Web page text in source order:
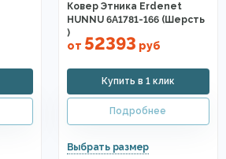
Ковер Этника Erdenet
HUNNU 6A1781-166 (Шерсть
)
от 52393 руб